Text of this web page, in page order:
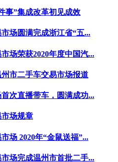
事”集成改革初见成效
场圆满完成浙江省“五...
场荣获2020年度中国汽...
市二手车交易市场报道
次直播带车，圆满成功...
场规章
场 2020年“金鼠送福”...
场完成温州市首批二手...